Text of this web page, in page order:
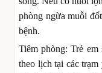
phòng ngừa muỗi
bệnh.
Tiêm phòng: Trẻ
theo lịch tại các